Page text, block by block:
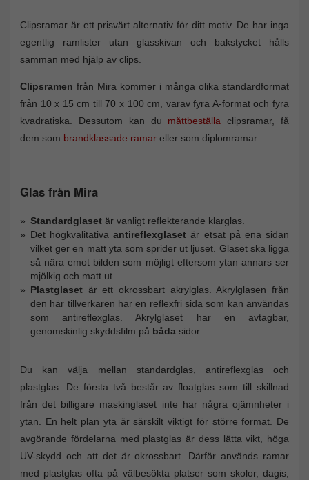
Clipsramar är ett prisvärt alternativ för ditt motiv. De har inga
egentlig ramlister utan glasskivan och bakstycket hålls
samman med hjälp av clips.
Clipsramen från Mira kommer i många olika standardformat
från 10 x 15 cm till 70 x 100 cm, varav fyra A-format och fyra
kvadratiska. Dessutom kan du måttbeställa clipsramar, få
dem som brandklassade ramar eller som diplomramar.
Glas från Mira
Standardglaset är vanligt reflekterande klarglas.
Det högkvalitativaantireflexglaset är etsat på ena sidan
vilket ger en matt yta som sprider ut ljuset. Glaset ska ligga
så nära emot bilden som möjligt eftersom ytan annars ser
mjölkig och matt ut.
Plastglaset är ett okrossbart akrylglas. Akrylglasen från
den här tillverkaren har en reflexfri sida som kan användas
som antireflexglas. Akrylglaset har en avtagbar,
genomskinlig skyddsfilm på båda sidor.
Du kan välja mellan standardglas, antireflexglas och
plastglas. De första två består av floatglas som till skillnad
från det billigare maskinglaset inte har några ojämnheter i
ytan. En helt plan yta är särskilt viktigt för större format. De
avgörande fördelarna med plastglas är dess lätta vikt, höga
UV-skydd och att det är okrossbart. Därför används ramar
med plastglas ofta på välbesökta platser som skolor, dagis,